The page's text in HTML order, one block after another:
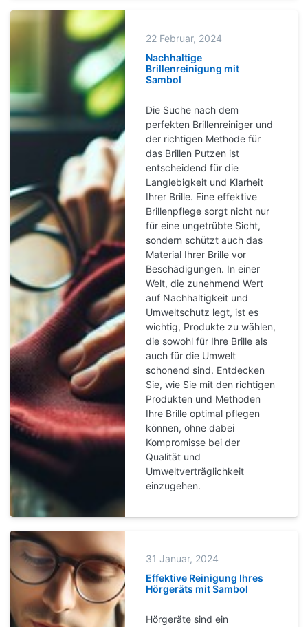
22 Februar, 2024
Nachhaltige
Brillenreinigung mit
Sambol
Die Suche nach dem
perfekten Brillenreiniger und
der richtigen Methode für
das Brillen Putzen ist
entscheidend für die
Langlebigkeit und Klarheit
Ihrer Brille. Eine effektive
Brillenpflege sorgt nicht nur
für eine ungetrübte Sicht,
sondern schützt auch das
Material Ihrer Brille vor
Beschädigungen. In einer
Welt, die zunehmend Wert
auf Nachhaltigkeit und
Umweltschutz legt, ist es
wichtig, Produkte zu wählen,
die sowohl für Ihre Brille als
auch für die Umwelt
schonend sind. Entdecken
Sie, wie Sie mit den richtigen
Produkten und Methoden
Ihre Brille optimal pflegen
können, ohne dabei
Kompromisse bei der
Qualität und
Umweltverträglichkeit
einzugehen.
31 Januar, 2024
Effektive Reinigung Ihres
Hörgeräts mit Sambol
Hörgeräte sind ein